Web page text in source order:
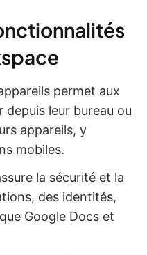
permet aux
depuis leur bureau ou
appareils, y
mobiles.
la sécurité et la
des identités,
Google Docs et